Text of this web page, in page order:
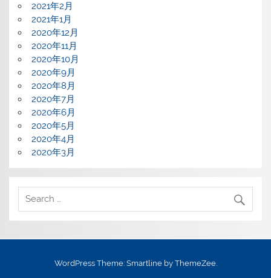
2021年2月
2021年1月
2020年12月
2020年11月
2020年10月
2020年9月
2020年8月
2020年7月
2020年6月
2020年5月
2020年4月
2020年3月
WordPress Theme: Smartline by ThemeZee.